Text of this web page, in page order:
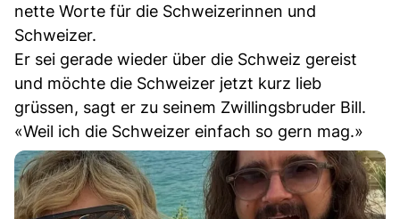
nette Worte für die Schweizerinnen und
Schweizer.
Er sei gerade wieder über die Schweiz gereist
und möchte die Schweizer jetzt kurz lieb
grüssen, sagt er zu seinem Zwillingsbruder Bill.
«Weil ich die Schweizer einfach so gern mag.»